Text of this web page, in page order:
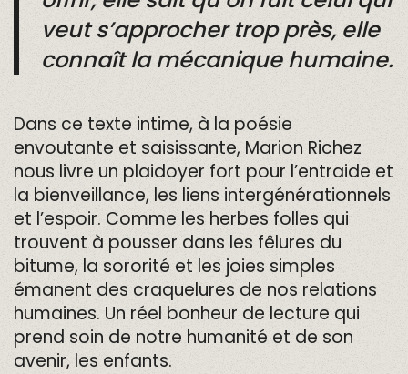
veut s’approcher trop près, elle
connaît la mécanique humaine.
Dans ce texte intime, à la poésie
envoutante et saisissante, Marion Richez
nous livre un plaidoyer fort pour l’entraide et
la bienveillance, les liens intergénérationnels
et l’espoir. Comme les herbes folles qui
trouvent à pousser dans les fêlures du
bitume, la sororité et les joies simples
émanent des craquelures de nos relations
humaines. Un réel bonheur de lecture qui
prend soin de notre humanité et de son
avenir, les enfants.